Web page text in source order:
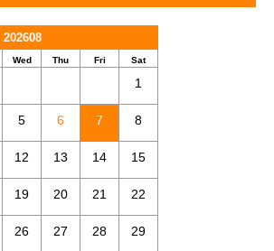
202608
Wed Thu Fri Sat
1
5 6 7 8
12 13 14 15
19 20 21 22
26 27 28 29